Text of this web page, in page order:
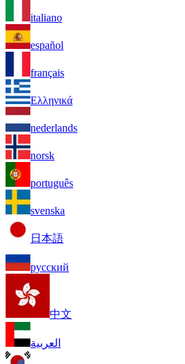
italiano
español
français
Ελληνικά
nederlands
norsk
português
svenska
日本語
русский
中文
العربية